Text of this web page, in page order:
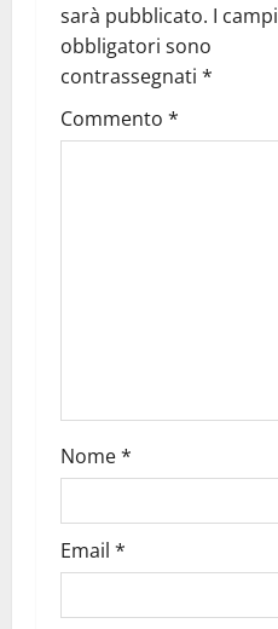
sarà pubblicato. I campi
obbligatori sono
contrassegnati *
Commento *
Nome*
Email *